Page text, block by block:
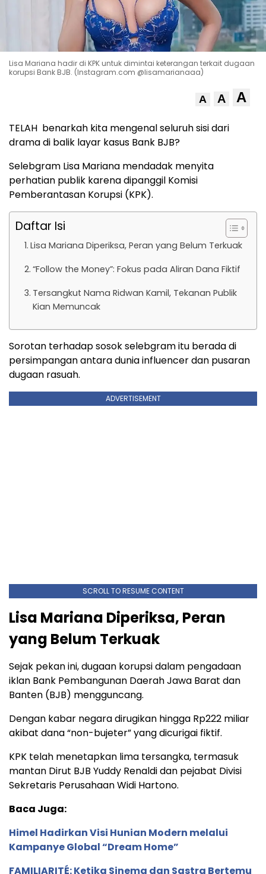
Lisa Mariana hadir di KPK untuk dimintai keterangan terkait dugaan
korupsi Bank BJB. (Instagram.com @lisamarianaaa)
A A A
TELAH benarkah kita mengenal seluruh sisi dari
drama di balik layar kasus Bank BJB?
Selebgram Lisa Mariana mendadak menyita
perhatian publik karena dipanggil Komisi
Pemberantasan Korupsi (KPK).
Daftar Isi
Lisa Mariana Diperiksa, Peran yang Belum Terkuak
“Follow the Money”: Fokus pada Aliran Dana Fiktif
Tersangkut Nama Ridwan Kamil, Tekanan Publik
Kian Memuncak
Sorotan terhadap sosok selebgram itu berada di
persimpangan antara dunia influencer dan pusaran
dugaan rasuah.
ADVERTISEMENT
SCROLL TO RESUME CONTENT
Lisa Mariana Diperiksa, Peran
yang Belum Terkuak
Sejak pekan ini, dugaan korupsi dalam pengadaan
iklan Bank Pembangunan Daerah Jawa Barat dan
Banten (BJB) mengguncang.
Dengan kabar negara dirugikan hingga Rp222 miliar
akibat dana “non-bujeter” yang dicurigai fiktif.
KPK telah menetapkan lima tersangka, termasuk
mantan Dirut BJB Yuddy Renaldi dan pejabat Divisi
Sekretaris Perusahaan Widi Hartono.
Baca Juga:
Himel Hadirkan Visi Hunian Modern melalui
Kampanye Global “Dream Home”
FAMILIARITÉ: Ketika Sinema dan Sastra Bertemu